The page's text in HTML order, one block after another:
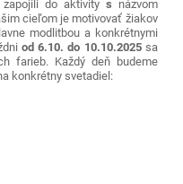
do aktivitys názvom
cieľom je motivovať žiakov
modlitbou a konkrétnymi
od 6.10. do 10.10.2025sa
farieb. Každý deň budeme
konkrétny svetadiel: